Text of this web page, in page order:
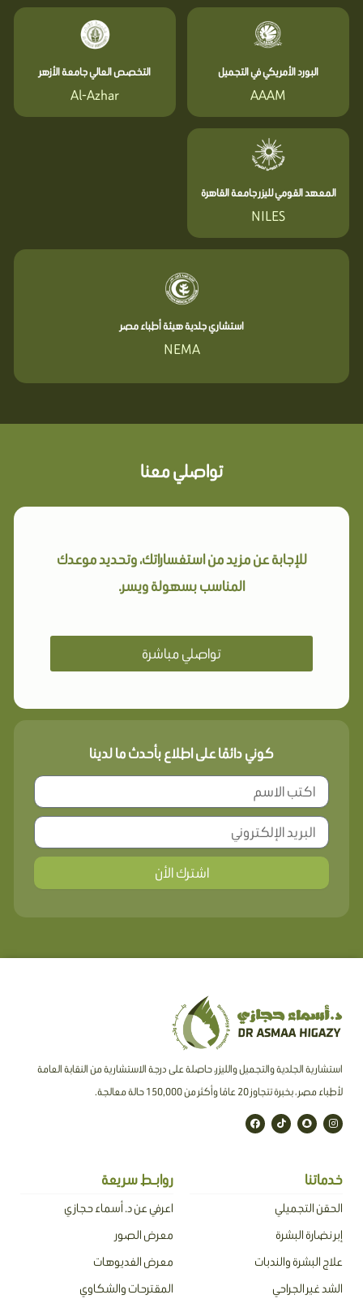
البورد الأمريكي في التجميل
AAAM
التخصص العالي جامعة الأزهر
Al-Azhar
المعهد القومي لليزر جامعة القاهرة
NILES
استشاري جلدية هيئة أطباء مصر
NEMA
تواصلي معنا
للإجابة عن مزيد من استفساراتك، وتحديد موعدك
المناسب بسهولة ويسر.
تواصلي مباشرة
كوني دائمًا على اطلاع بأحدث ما لدينا
اشترك الأن
استشارية الجلدية والتجميل والليزر، حاصلة على درجة الاستشارية من النقابة العامة
لأطباء مصر ، بخبرة تتجاوز 20 عامًا وأكثر من 150,000 حالة معالجة.
I
n
s
a
S
n
a
a
t
T
i
k
F
a
c
خدماتنا
الحقن التجميلي
إبر نضارة البشرة
علاج البشرة والندبات
الشد غير الجراحي
روابـط سريعة
اعرفي عن د. أسماء حجازي
معرض الصور
معرض الفديوهات
المقترحات والشكاوي